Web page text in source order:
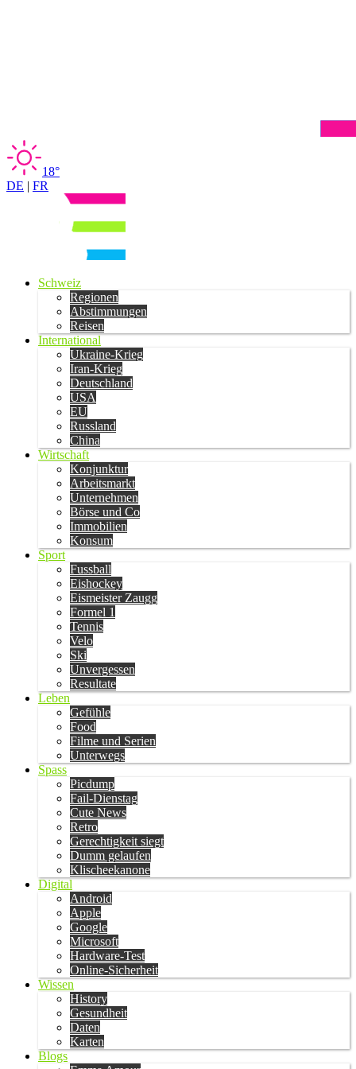
18°
DE | FR
Schweiz
Regionen
Abstimmungen
Reisen
International
Ukraine-Krieg
Iran-Krieg
Deutschland
USA
EU
Russland
China
Wirtschaft
Konjunktur
Arbeitsmarkt
Unternehmen
Börse und Co
Immobilien
Konsum
Sport
Fussball
Eishockey
Eismeister Zaugg
Formel 1
Tennis
Velo
Ski
Unvergessen
Resultate
Leben
Gefühle
Food
Filme und Serien
Unterwegs
Spass
Picdump
Fail-Dienstag
Cute News
Retro
Gerechtigkeit siegt
Dumm gelaufen
Klischeekanone
Digital
Android
Apple
Google
Microsoft
Hardware-Test
Online-Sicherheit
Wissen
History
Gesundheit
Daten
Karten
Blogs